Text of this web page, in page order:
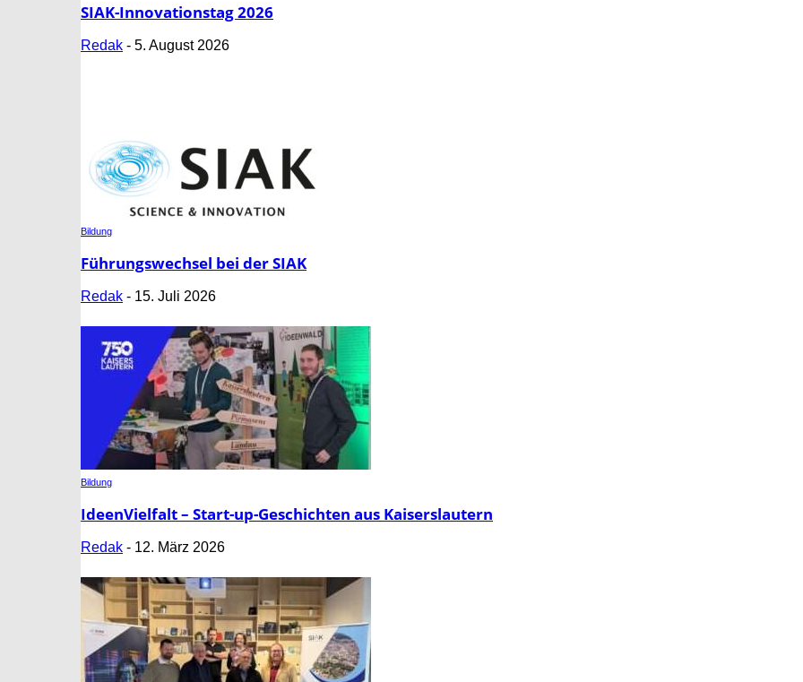
SIAK-Innovationstag 2026
Redak - 5. August 2026
Bildung
Führungswechsel bei der SIAK
Redak - 15. Juli 2026
Bildung
IdeenVielfalt – Start-up-Geschichten aus Kaiserslautern
Redak - 12. März 2026